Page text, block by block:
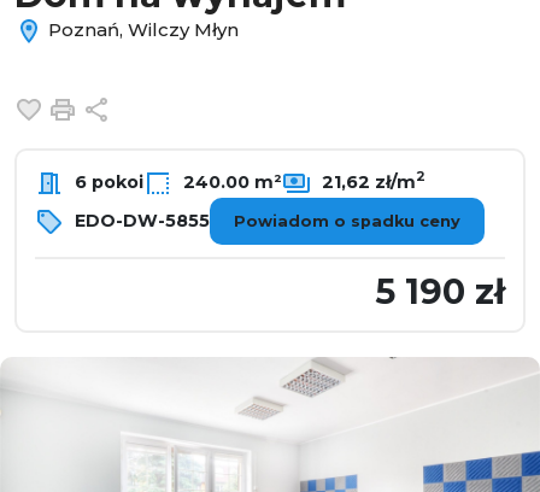
Poznań, Wilczy Młyn
Dodaj do ulubionych
Drukuj
6 pokoi 240.00 m² 21,62 zł/m2
EDO-DW-5855 Powiadom o spadku ceny
5 190 zł